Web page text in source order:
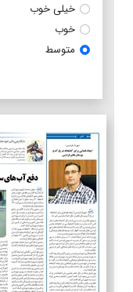
خیلی خوب
خوب
متوسط